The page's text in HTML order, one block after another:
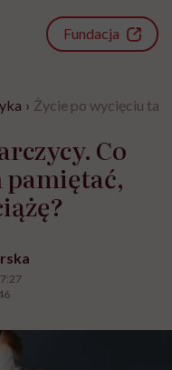
Fundacja
› Życie po wycięciu
Co
pamiętać,